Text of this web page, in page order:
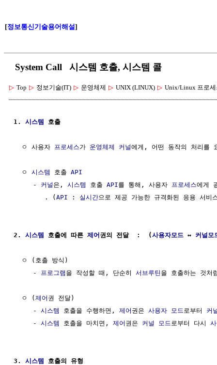
[정보통신기술용어해설]
System Call 시스템 호출, 시스템 콜
▷ Top ▷ 정보기술(IT) ▷ 운영체제 ▷ UNIX (LINUX) ▷ Unix/Linux 프로
1. 시스템 호출
  ㅇ 사용자
프로세스가 운영체제 커널에게, 어떤 동작의 처리를
  ㅇ
시스템 호출 API
     -
커널 은, 시스템 호출 API를 통해, 사용자 프로세스에게
        . (
API : 실시간으로 제공 가능한 규격화된 응용 서비
2. 시스템 호출에 따른 제어권의 전달  :  (사용자모드 ↔ 커널모
  ㅇ (호출 방식)
     -
프로그램 을 작성할 때, 단순히 서브루틴 을 호출하는 것
  ㅇ (
제어 권 전달)
     -
시스템 호출을 수행하면, 제어 권은 사용자 모드 로부터 커
     -
시스템 호출을 마치면, 제어 권은 커널 모드 로부터 다시
3. 시스템 호출의 유형